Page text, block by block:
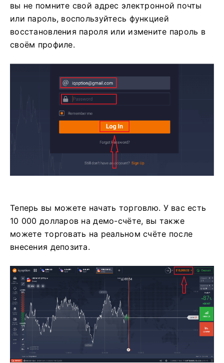
вы не помните свой адрес электронной почты
или пароль, воспользуйтесь функцией
восстановления пароля или измените пароль в
своём профиле.
Теперь вы можете начать торговлю. У вас есть
10 000 долларов на демо-счёте, вы также
можете торговать на реальном счёте после
внесения депозита.